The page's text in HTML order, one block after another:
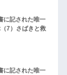
に記された唯一
7）さばきと救
に記された唯一